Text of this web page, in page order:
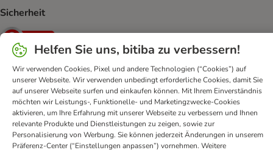
Sicherheit
Security
FAQ & Kontakt
Allgemeine Geschäftsbedingungen
Datenschutz
Impressum
Digital Services Act
Versandinformationen
Zahlungsarten
Vertrag widerrufen
Entsorgungs-und Umweltbestimmungen
Helfen Sie uns, bitiba zu verbessern!
Wir verwenden Cookies, Pixel und andere Technologien (“Cookies”) auf
unserer Webseite. Wir verwenden unbedingt erforderliche Cookies, damit Sie
auf unserer Webseite surfen und einkaufen können. Mit Ihrem Einverständnis
möchten wir Leistungs-, Funktionelle- und Marketingzwecke-Cookies
aktivieren, um Ihre Erfahrung mit unserer Webseite zu verbessern und Ihnen
relevante Produkte und Dienstleistungen zu zeigen, sowie zur
Personalisierung von Werbung. Sie können jederzeit Änderungen in unserem
Präferenz-Center (“Einstellungen anpassen”) vornehmen. Weitere